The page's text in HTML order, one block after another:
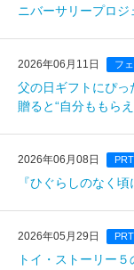
ニバーサリープロジ
2026年06月11日 フ
父の日ギフトにぴ
贈ると“自分ももら
2026年06月08日
『ひぐらしのなく
2026年05月29日
トイ・ストーリー